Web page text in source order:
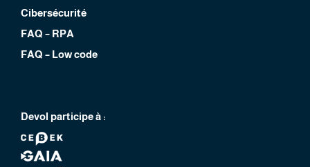
Cibersécurité
FAQ – RPA
FAQ – Low code
Devol participe à :